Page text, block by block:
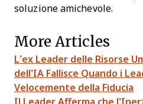
soluzione amichevole.
More Articles
L’ex Leader delle Risorse
dell’IA Fallisce Quando i
Velocemente della Fiducia
Il Leader Afferma che